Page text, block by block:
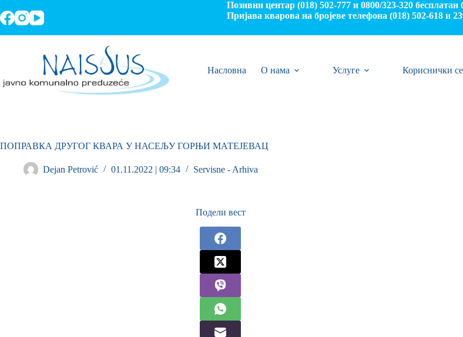
Позивни центар (018) 502-777 и 0800/323-320 бесплатан
Пријава кварова на бројеве телефона (018) 502-618 и
Насловна О нама Услуге Кориснички
ПОПРАВКА ДРУГОГ КВАРА У НАСЕЉУ ГОРЊИ МАТЕЈЕВАЦ
Dejan Petrović 01.11.2022 | 09:34 Servisne - Arhiva
Подели вест